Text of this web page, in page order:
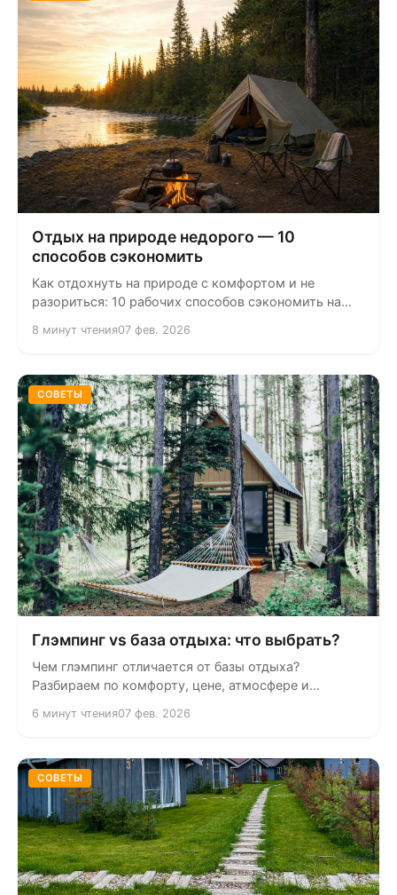
Отдых на природе недорого — 10
способов сэкономить
Как отдохнуть на природе с комфортом и не
разориться: 10 рабочих способов сэкономить на
8 минут чтения07 фев. 2026
СОВЕТЫ
Глэмпинг vs база отдыха: что выбрать?
Чем глэмпинг отличается от базы отдыха?
Разбираем по комфорту, цене, атмосфере и
6 минут чтения07 фев. 2026
СОВЕТЫ